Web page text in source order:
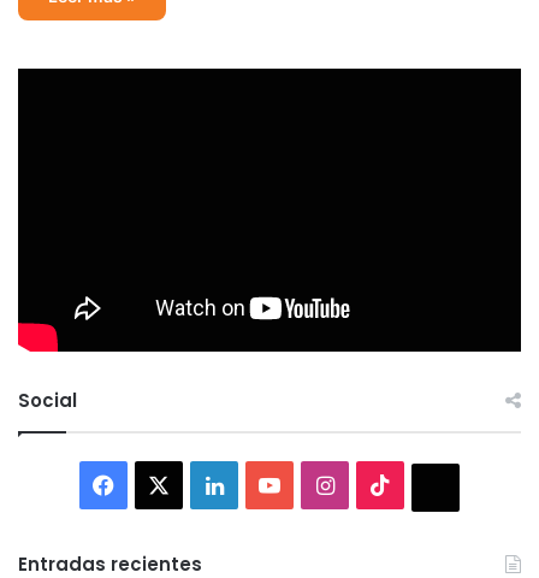
Social
Facebook LinkedInYouTubeInstagram
Entradas recientes